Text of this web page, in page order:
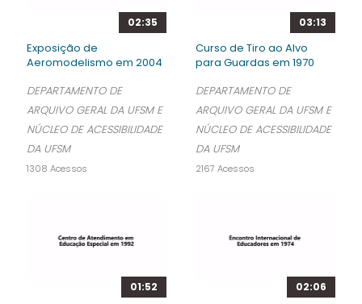
02:35
Exposição de
Aeromodelismo em 2004
DEPARTAMENTO DE
ARQUIVO GERAL DA UFSM E
NÚCLEO DE ACESSIBILIDADE
DA UFSM
1308 Acessos
03:13
Curso de Tiro ao Alvo
para Guardas em 1970
DEPARTAMENTO DE
ARQUIVO GERAL DA UFSM E
NÚCLEO DE ACESSIBILIDADE
DA UFSM
2167 Acessos
01:52 02:06